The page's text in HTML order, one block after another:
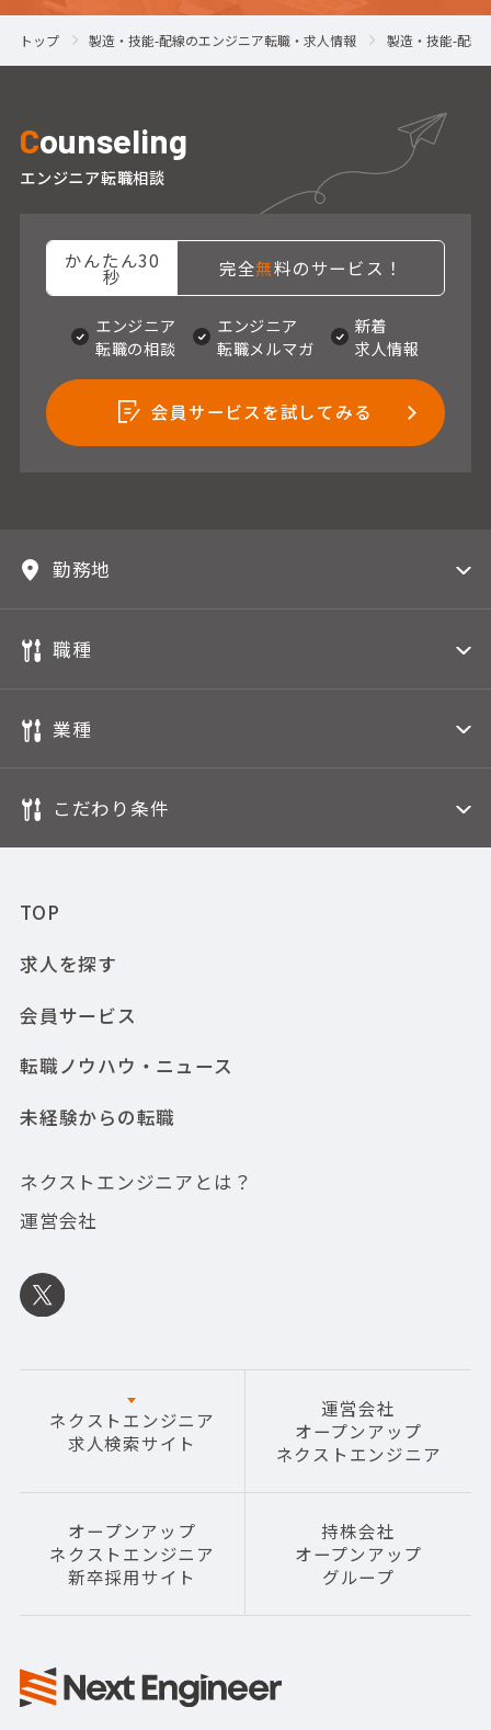
トップ 製造・技能-配線のエンジニア転職・求人情報 製造・技能-配線
Counseling
エンジニア転職相談
かんたん30
秒 完全無料のサービス！
エンジニア
転職の相談
エンジニア
転職メルマガ
新着
求人情報
会員サービスを試してみる
勤務地
職種
業種
こだわり条件
TOP
求人を探す
会員サービス
転職ノウハウ・ニュース
未経験からの転職
ネクストエンジニアとは？
運営会社
ネクストエンジニア
求人検索サイト
運営会社
オープンアップ
ネクストエンジニア
オープンアップ
ネクストエンジニア
新卒採用サイト
持株会社
オープンアップ
グループ